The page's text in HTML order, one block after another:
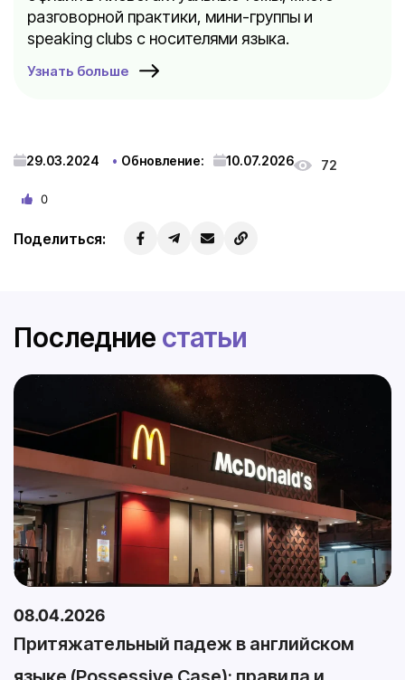
разговорной практики, мини-группы и
speaking clubs с носителями языка.
Узнать больше
29.03.2024 Обновление: 10.07.2026 72
0
Поделиться:
Последние статьи
08.04.2026
Притяжательный падеж в английском